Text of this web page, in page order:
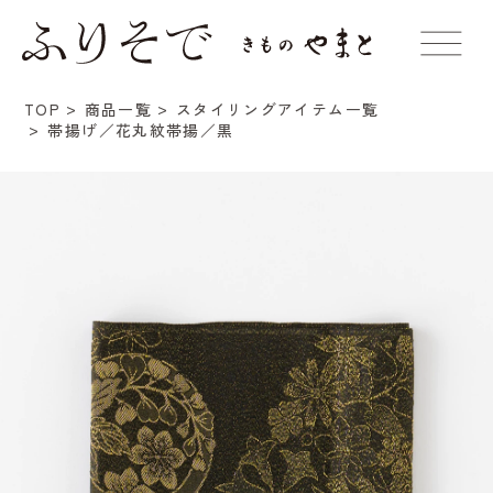
TOP 商品一覧
スタイリングアイテム一覧
帯揚げ／花丸紋帯揚／黒